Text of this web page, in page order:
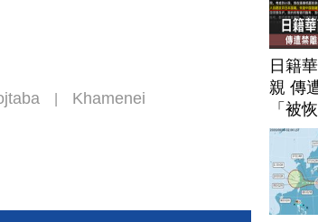
Khamenei
日籍
親 傳
「被